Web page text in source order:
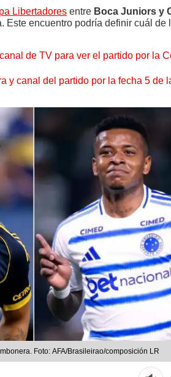
Libertadores entre Boca Juniors y
Este encuentro podría definir cuál de
de TV para ver el partido por la
y canal del partido por la fecha 5 de
Foto: AFA/Brasileirao/composición LR